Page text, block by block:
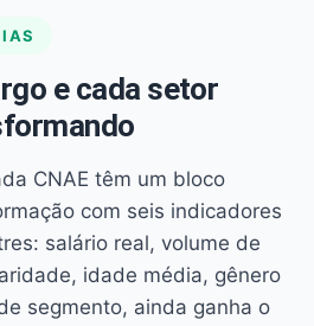
e cada setor
CNAE têm um bloco
com seis indicadores
salário real, volume de
idade média, gênero
segmento, ainda ganha o